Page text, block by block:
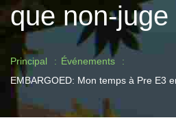
que non-juge
Principal
Événements
EMBARGOED: Mon temps à Pre E3